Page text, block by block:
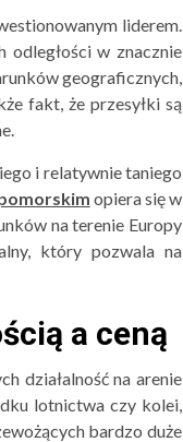
liderem.
odległości w znacznie
geograficznych,
fakt, że przesyłki są
i relatywnie taniego
opiera się w
na terenie Europy
który pozwala na
a ceną
działalność na arenie
lotnictwa czy kolei,
bardzo duże